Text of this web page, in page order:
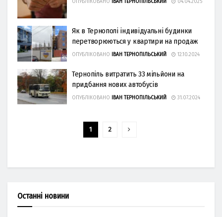
ОПУБЛІКОВАНО ІВАН ТЕРНОПІЛЬСЬКИЙ 04.04.2025
Як в Тернополі індивідуальні будинки
перетворюються у квартири на продаж
ОПУБЛІКОВАНО ІВАН ТЕРНОПІЛЬСЬКИЙ 12.10.2024
Тернопіль витратить 33 мільйони на
придбання нових автобусів
ОПУБЛІКОВАНО ІВАН ТЕРНОПІЛЬСЬКИЙ 31.07.2024
1 2
Останні новини